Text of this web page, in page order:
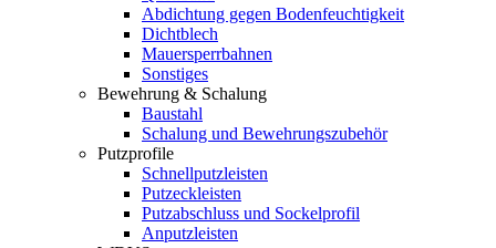
Abdichtung gegen Bodenfeuchtigkeit
Dichtblech
Mauersperrbahnen
Sonstiges
Bewehrung & Schalung
Baustahl
Schalung und Bewehrungszubehör
Putzprofile
Schnellputzleisten
Putzeckleisten
Putzabschluss und Sockelprofil
Anputzleisten